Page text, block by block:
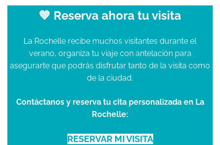
💙 Reserva ahora tu visita
La Rochelle recibe muchos visitantes durante el
verano, organiza tu viaje con antelación para
asegurarte que podrás disfrutar tanto de la visita como
de la ciudad.
Contáctanos y reserva tu cita personalizada en La
Rochelle:
RESERVAR MI VISITA